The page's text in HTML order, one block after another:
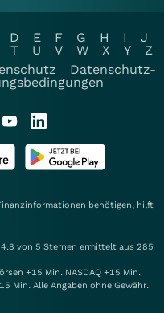
D E F G H I
J
T U V W X Y
Z
Datenschutz-
benötigen, hilft
von 5 Sternen ermittelt aus 285
+15 Min. NASDAQ +15 Min.
Min. Alle Angaben ohne Gewähr.